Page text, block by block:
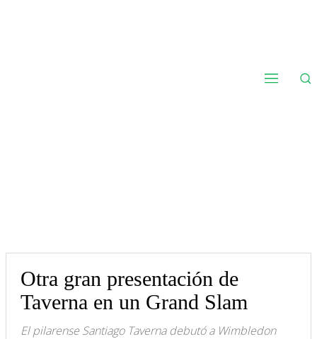
Otra gran presentación de
Taverna en un Grand Slam
El pilarense Santiago Taverna debutó a Wimbledon